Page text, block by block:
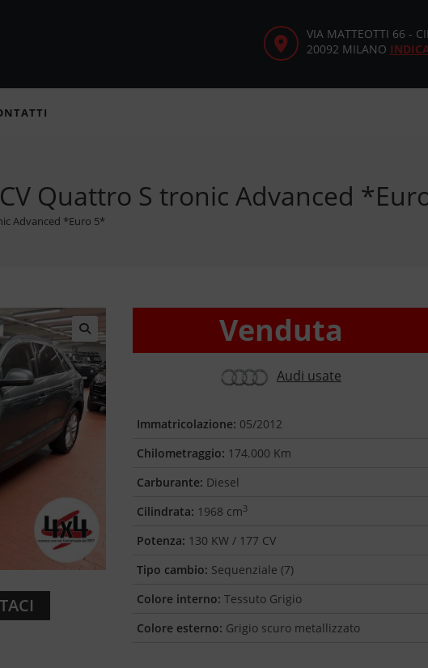
VIA MATTEOTTI 66 -
20092 MILANO
Quattro S tronic Advanced
Advanced *Euro 5*
🔍
Venduta
Audi usate
Immatricolazione: 05/2012
Chilometraggio: 174.000 Km
Carburante: Diesel
Cilindrata: 1968 cm3
Potenza: 130 KW / 177 CV
Tipo cambio: Sequenziale (7)
Colore interno: Tessuto Grigio
Colore esterno: Grigio scuro metallizzato